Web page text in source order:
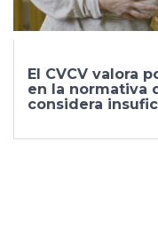
El CVCV valora
en la normativa
considera